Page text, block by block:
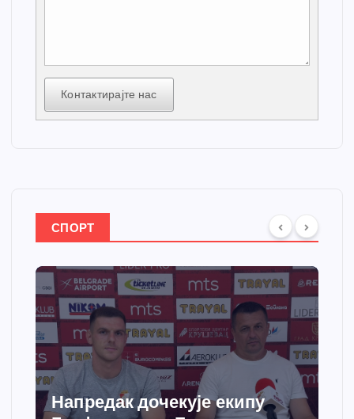
Контактирајте нас
СПОРТ
Спортски центар “Ћићевац”